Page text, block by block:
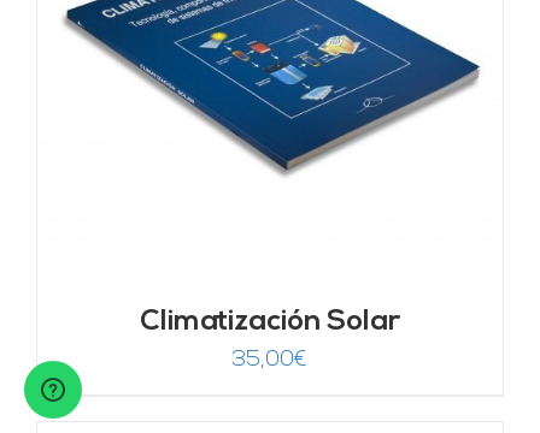
Climatización Solar
35,00€